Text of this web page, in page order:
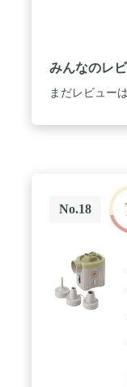
みんなのレ
まだレビュー
No.18